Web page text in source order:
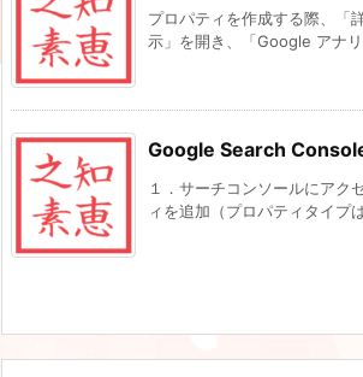
プロパティを作成する際、「
示」を開き、「Google アナ
Google Search
１．サーチコンソールにア
ィを追加（プロパティタイプ